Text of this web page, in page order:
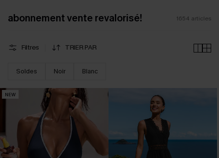
abonnement vente revalorisé! 1654 articles
Filtres TRIER PAR
Soldes Noir Blanc
NEW